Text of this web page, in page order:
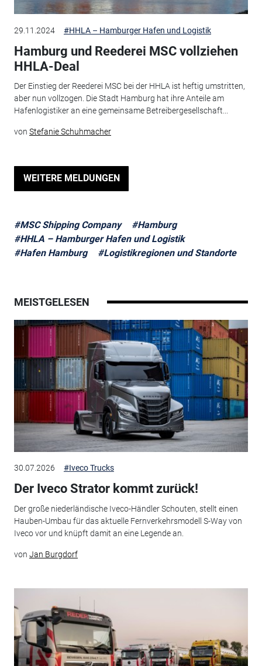
29.11.2024 #HHLA – Hamburger Hafen und Logistik
Hamburg und Reederei MSC vollziehen
HHLA-Deal
Der Einstieg der Reederei MSC bei der HHLA ist heftig umstritten,
aber nun vollzogen. Die Stadt Hamburg hat ihre Anteile am
Hafenlogistiker an eine gemeinsame Betreibergesellschaft...
von Stefanie Schuhmacher
WEITERE MELDUNGEN
#MSC Shipping Company
#Hamburg
#HHLA – Hamburger Hafen und Logistik
#Hafen Hamburg
#Logistikregionen und Standorte
MEISTGELESEN
30.07.2026 #Iveco Trucks
Der Iveco Strator kommt zurück!
Der große niederländische Iveco-Händler Schouten, stellt einen
Hauben-Umbau für das aktuelle Fernverkehrsmodell S-Way von
Iveco vor und knüpft damit an eine Legende an.
von Jan Burgdorf